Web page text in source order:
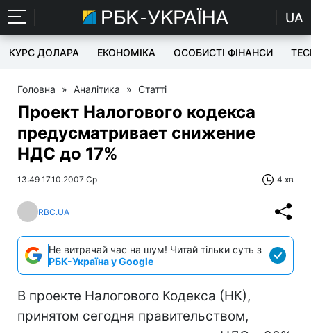
UA
КУРС ДОЛАРА ЕКОНОМІКА ОСОБИСТІ ФІНАНСИ
Головна » Аналітика » Статті
Проект Налогового кодекса
предусматривает снижение
НДС до 17%
13:49 17.10.2007 Ср 4 хв
RBC.UA
Не витрачай час на шум! Читай тільки суть з
РБК-Україна у Google
В проекте Налогового Кодекса (НК),
принятом сегодня правительством,